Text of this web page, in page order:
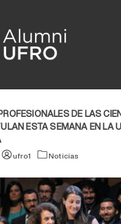
DE LAS
ESTA SEMANA EN LA
ufro1 Noticias